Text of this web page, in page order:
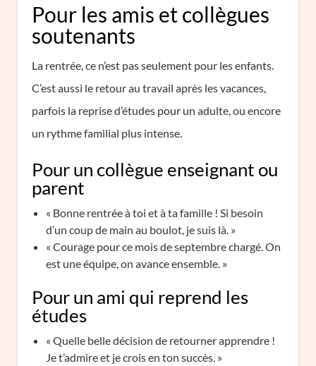
Pour les amis et collègues
soutenants
La rentrée, ce n’est pas seulement pour les enfants.
C’est aussi le retour au travail après les vacances,
parfois la reprise d’études pour un adulte, ou encore
un rythme familial plus intense.
Pour un collègue enseignant ou
parent
« Bonne rentrée à toi et à ta famille ! Si besoin
d’un coup de main au boulot, je suis là. »
« Courage pour ce mois de septembre chargé. On
est une équipe, on avance ensemble. »
Pour un ami qui reprend les
études
« Quelle belle décision de retourner apprendre !
Je t’admire et je crois en ton succès. »